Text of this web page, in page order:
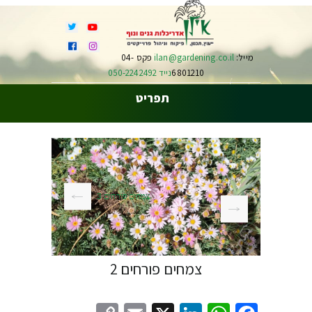
מייל:ilan@gardening.co.il
פקס 04-
6801210נייד 050-2242492
תפריט
צמחים פורחים 3
צמחים פורחים 2